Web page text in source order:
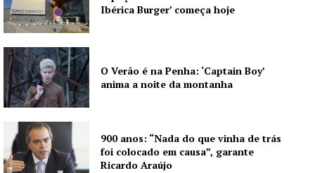
Ibérica Burger’ começa hoje
O Verão é na Penha: ‘Captain Boy’
anima a noite da montanha
900 anos: “Nada do que vinha de trás
foi colocado em causa”, garante
Ricardo Araújo